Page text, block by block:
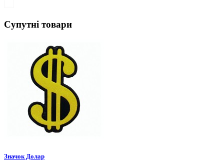
Супутні товари
Значок Долар